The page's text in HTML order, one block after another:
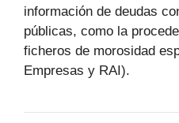
información de deudas
públicas, como la
ficheros de morosidad
Empresas y RAI).